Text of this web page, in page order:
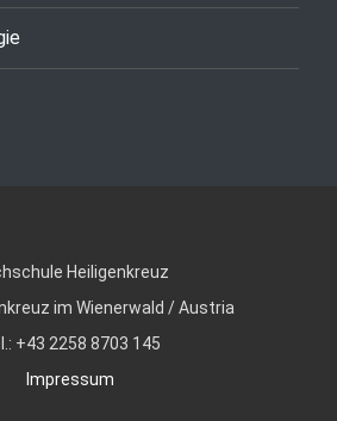
Heiligenkreuz
im Wienerwald / Austria
+43 2258 8703 145
Impressum